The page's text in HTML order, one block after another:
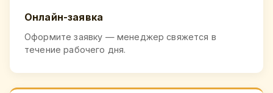
Онлайн-заявка
Оформите заявку — менеджер свяжется в
течение рабочего дня.